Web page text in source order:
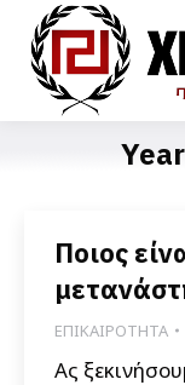
Ποιος
ΕΠΙΚΑΙΡΟΤΗΤΑ
Ας